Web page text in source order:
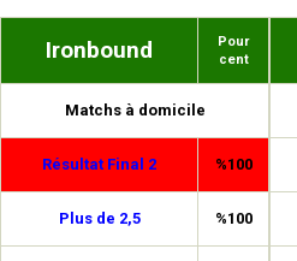
Ironbound
Pour
cent
Matchs à domicile
Résultat Final 2 %100
Plus de 2,5 %100